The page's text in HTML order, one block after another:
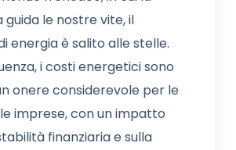
guida le nostre vite, il
energia è salito alle stelle.
i costi energetici sono
onere considerevole per le
imprese, con un impatto
finanziaria e sulla